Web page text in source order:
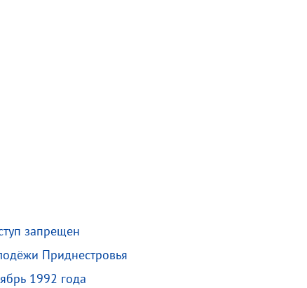
запрещен
Приднестровья
1992 года